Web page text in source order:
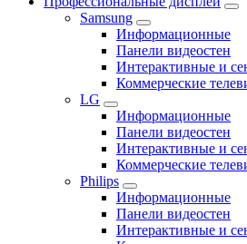
Samsung
Информационные
Панели видеостен
Интерактивные и
Коммерческие
LG
Информационные
Панели видеостен
Интерактивные и
Коммерческие
Philips
Информационные
Панели видеостен
Интерактивные и